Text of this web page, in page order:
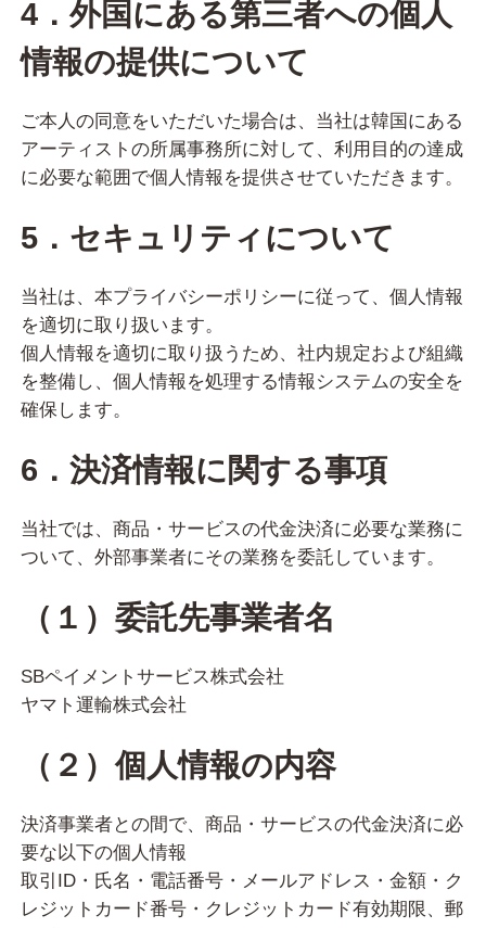
4．外国にある第三者への個人
情報の提供について
ご本人の同意をいただいた場合は、当社は韓国にある
アーティストの所属事務所に対して、利用目的の達成
に必要な範囲で個人情報を提供させていただきます。
5．セキュリティについて
当社は、本プライバシーポリシーに従って、個人情報
を適切に取り扱います。
個人情報を適切に取り扱うため、社内規定および組織
を整備し、個人情報を処理する情報システムの安全を
確保します。
6．決済情報に関する事項
当社では、商品・サービスの代金決済に必要な業務に
ついて、外部事業者にその業務を委託しています。
（１）委託先事業者名
SBペイメントサービス株式会社
ヤマト運輸株式会社
（２）個人情報の内容
決済事業者との間で、商品・サービスの代金決済に必
要な以下の個人情報
取引ID・氏名・電話番号・メールアドレス・金額・ク
レジットカード番号・クレジットカード有効期限、郵